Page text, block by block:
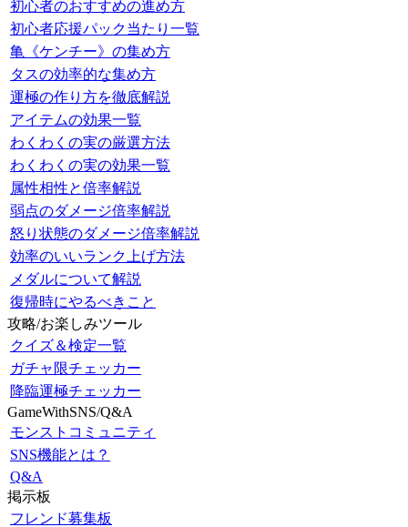
初心者のおすすめの進め方
初心者応援パック当たり一覧
亀《ケンチー》の集め方
タスの効率的な集め方
運極の作り方を徹底解説
アイテムの効果一覧
わくわくの実の厳選方法
わくわくの実の効果一覧
属性相性と倍率解説
弱点のダメージ倍率解説
怒り状態のダメージ倍率解説
効率のいいランク上げ方法
メダルについて解説
復帰時にやるべきこと
攻略/お楽しみツール
クイズ＆検定一覧
ガチャ限チェッカー
降臨運極チェッカー
GameWithSNS/Q&A
モンストコミュニティ
SNS機能とは？
Q&A
掲示板
フレンド募集板